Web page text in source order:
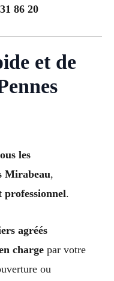
86 20
et de
les
Mirabeau,
professionnel.
agréés
charge par votre
ou